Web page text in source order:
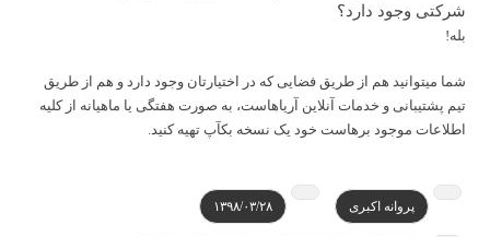
شرکتی وجود دارد؟
بله!
شما میتوانید هم از طریق فضایی که در اختیارتان وجود دارد و هم از طریق
تیم پشتیبانی و خدمات آنلاین آریاهاست، به صورت هفتگی یا ماهیانه از کلیه
اطلاعات موجود برهاست خود یک نسخه بکآپ تهیه کنید.
پروانه اکبری ۱۳۹۸/۰۳/۲۸